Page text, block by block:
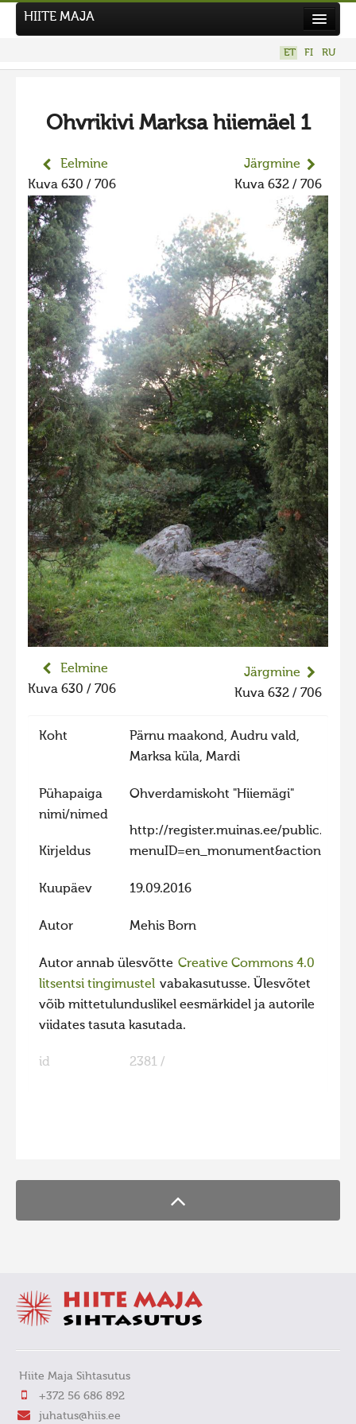
Uudised
Tegutse
Kuvavõistlused
Kontakt
HIITE MAJA
ET FI RU
Ohvrikivi Marksa hiiemäel 1
Eelmine
Kuva 630 / 706
Järgmine
Kuva 632 / 706
Eelmine
Kuva 630 / 706
Järgmine
Kuva 632 / 706
Koht
Pärnu maakond, Audru vald,
Marksa küla, Mardi
Pühapaiga
nimi/nimed
Ohverdamiskoht "Hiiemägi"
Kirjeldus
http://register.muinas.ee/public.php?
Kuupäev 19.09.2016
Autor Mehis Born
Autor annab ülesvõtte Creative Commons 4.0
litsentsi tingimustel vabakasutusse. Ülesvõtet
võib mittetulunduslikel eesmärkidel ja autorile
viidates tasuta kasutada.
id 2381 /
Hiite Maja Sihtasutus
+372 56 686 892
juhatus@hiis.ee